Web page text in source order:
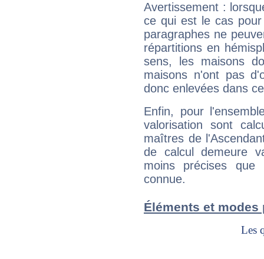
Avertissement :
ce qui est le cas
paragraphes ne
répartitions en
sens, les maisons
maisons n'ont pas
donc enlevées dans
Enfin, pour
valorisation sont
maîtres de
de calcul demeure
moins précises que
connue.
Éléments et